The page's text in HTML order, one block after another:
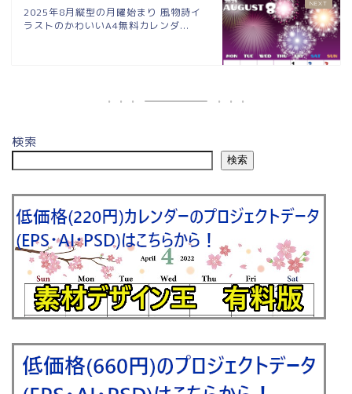
2025年8月縦型の月曜始まり 風物詩イ
ラストのかわいいA4無料カレンダ...
検索
検索